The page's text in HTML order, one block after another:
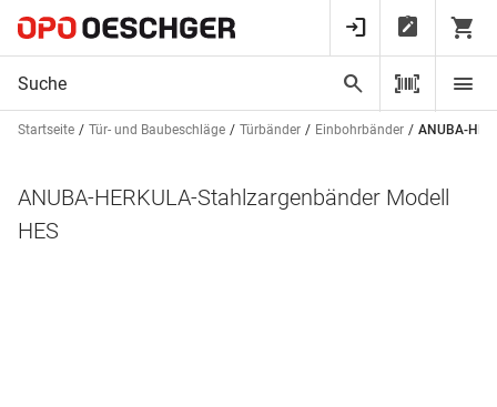
Startseite Tür- und Baubeschläge Türbänder Einbohrbänder ANUBA-
ANUBA-HERKULA-Stahlzargenbänder Modell
HES